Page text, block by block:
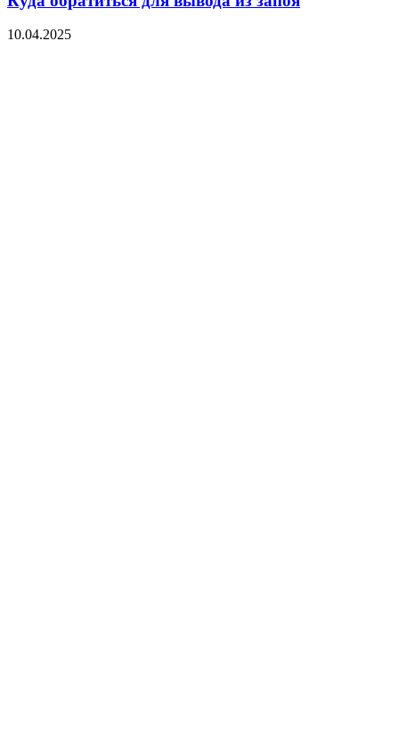
10.04.2025